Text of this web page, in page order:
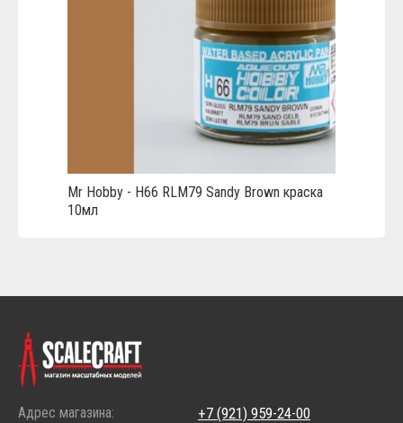
Mr Hobby - H66 RLM79 Sandy Brown краска
10мл
Адрес магазина:
+7 (921) 959-24-00